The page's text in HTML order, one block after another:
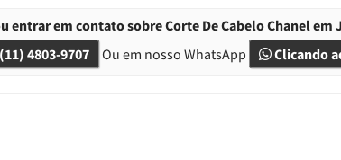
entrar em contato sobre Corte De Cabelo Chanel
(11) 4803-9707 Ou em nosso WhatsApp Clicando